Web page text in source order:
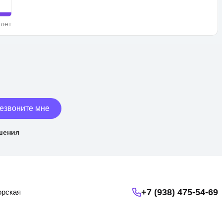
мне
+7 (938) 475-54-69